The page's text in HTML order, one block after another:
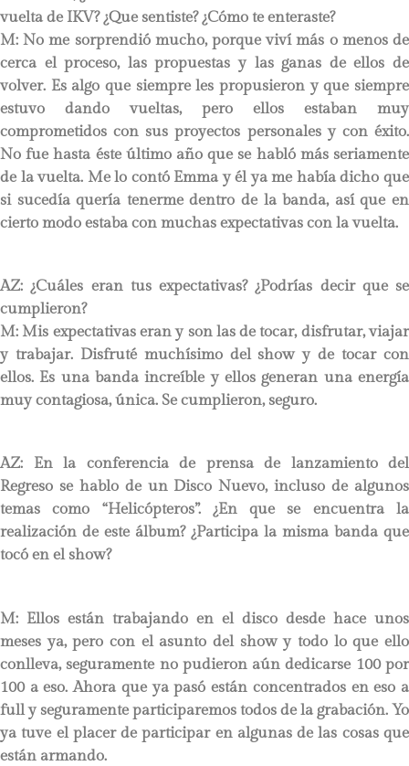
vuelta de IKV? ¿Que sentiste? ¿Cómo te enteraste?
M: No me sorprendió mucho, porque viví más o menos de
cerca el proceso, las propuestas y las ganas de ellos de
volver. Es algo que siempre les propusieron y que siempre
estuvo dando vueltas, pero ellos estaban muy
comprometidos con sus proyectos personales y con éxito.
No fue hasta éste último año que se habló más seriamente
de la vuelta. Me lo contó Emma y él ya me había dicho que
si sucedía quería tenerme dentro de la banda, así que en
cierto modo estaba con muchas expectativas con la vuelta.
AZ: ¿Cuáles eran tus expectativas? ¿Podrías decir que se
cumplieron?
M: Mis expectativas eran y son las de tocar, disfrutar, viajar
y trabajar. Disfruté muchísimo del show y de tocar con
ellos. Es una banda increíble y ellos generan una energía
muy contagiosa, única. Se cumplieron, seguro.
AZ: En la conferencia de prensa de lanzamiento del
Regreso se hablo de un Disco Nuevo, incluso de algunos
temas como “Helicópteros”. ¿En que se encuentra la
realización de este álbum? ¿Participa la misma banda que
tocó en el show?
M: Ellos están trabajando en el disco desde hace unos
meses ya, pero con el asunto del show y todo lo que ello
conlleva, seguramente no pudieron aún dedicarse 100 por
100 a eso. Ahora que ya pasó están concentrados en eso a
full y seguramente participaremos todos de la grabación. Yo
ya tuve el placer de participar en algunas de las cosas que
están armando.